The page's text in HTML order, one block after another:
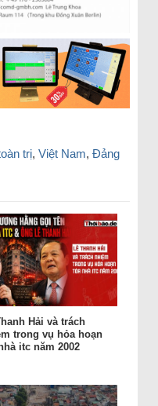
trị, Việt Nam, Đảng
Hải và trách
trong vụ hỏa hoạn
itc năm 2002